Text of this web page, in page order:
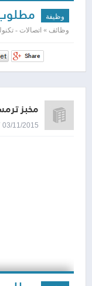
وظيفة
وظائف » اتصالات -
مخبز
03/11/2015 12:37 صباحاً